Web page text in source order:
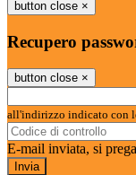
button close ×
Recupero
button close ×
all'indirizzo indicato con
E-mail inviata, si